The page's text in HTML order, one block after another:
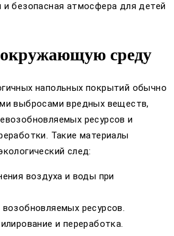
безопасная атмосфера для детей
среду
напольных покрытий обычно
выбросами вредных веществ,
ресурсов и
Такие материалы
след:
воздуха и воды при
ресурсов.
и переработка.